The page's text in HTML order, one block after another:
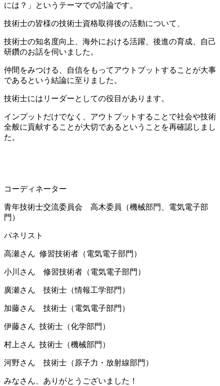
には？」というテーマでの討論です。
技術士の皆様の技術士資格取得後の活動について、
技術士の知名度向上、海外における活躍、後進の育成、自己
研鑽のお話を伺いました。
仲間をみつける、自信をもってアウトプットすることが大事
であるという結論に至りました。
技術士にはリーダーとしての役目があります。
インプットだけでなく、アウトプットすることで社会や技術
全般に貢献することが大切であるということを再確認しまし
た。
コーディネーター
青年技術士交流委員会 高木委員（機械部門、電気電子部
門）
パネリスト
高瀬さん 修習技術者（電気電子部門）
小川さん 修習技術者（電気電子部門）
廣瀬さん 技術士（情報工学部門）
加藤さん 技術士（電気電子部門）
伊藤さん 技術士（化学部門）
村上さん 技術士（機械部門）
河野さん 技術士（原子力・放射線部門）
みなさん、ありがとうございました！